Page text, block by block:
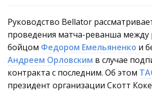
Руководство Bellator
проведения матча-реванша между
бойцом Федором Емельяненко и
Андреем Орловским в случае
контракта с последним. Об этом
президент организации Скотт